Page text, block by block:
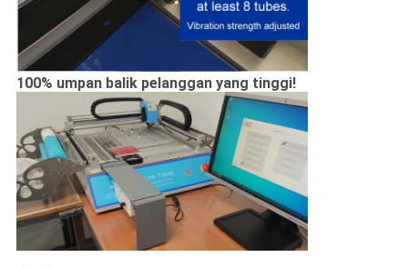
100% umpan balik pelanggan yang tinggi!